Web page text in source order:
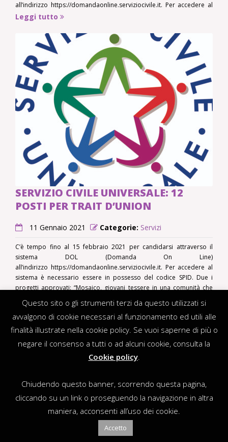
all’indirizzo https://domandaonline.serviziocivile.it. Per accedere al
sistema è necessario essere in possesso del codice SPID. Due i
Leggi tutto
SERVIZIO CIVILE UNIVERSALE: 12
POSTI PER TRAIT D’UNION
11 Gennaio 2021 Categorie: Servizi
C’è tempo fino al 15 febbraio 2021 per candidarsi attraverso il
sistema DOL (Domanda On Line)
all’indirizzo https://domandaonline.serviziocivile.it. Per accedere al
sistema è necessario essere in possesso del codice SPID. Due i
progetti approvati: “Mosaico, giovani tessere in una comunità che
primo si rivolge a
Leggi tutto
Questo sito o gli strumenti terzi da questo utilizzati si
avvalgono di cookie necessari al funzionamento ed utili alle
finalità illustrate nella cookie policy. Se vuoi saperne di più o
negare il consenso a tutti o ad alcuni cookie, consulta la
Cookie policy.
Chiudendo questo banner, scorrendo questa pagina,
cliccando su un link o proseguendo la navigazione in altra
maniera, acconsenti all’uso dei cookie.
Accetto